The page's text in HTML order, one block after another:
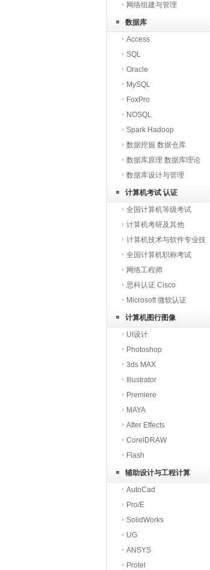
网络组建与管理
数据库
Access
SQL
Oracle
MySQL
FoxPro
NOSQL
Spark Hadoop
数据挖掘 数据仓库
数据库原理 数据库理论
数据库设计与管理
计算机考试 认证
全国计算机等级考试
计算机考研及其他
计算机技术与软件专业技
术全国计算机职称考试
网络工程师
思科认证 Cisco
Microsoft 微软认证
计算机图行图像
UI设计
Photoshop
3ds MAX
Illustrator
Premiere
MAYA
After Effects
CorelDRAW
Flash
辅助设计与工程计算
AutoCad
Pro/E
SolidWorks
UG
ANSYS
Protel